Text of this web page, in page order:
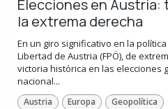
Elecciones en
la extrema derecha
En un giro significativo en la
Libertad de Austria (FPÖ), de
victoria histórica en las elecciones
nacional...
Austria Europa Geopolítica